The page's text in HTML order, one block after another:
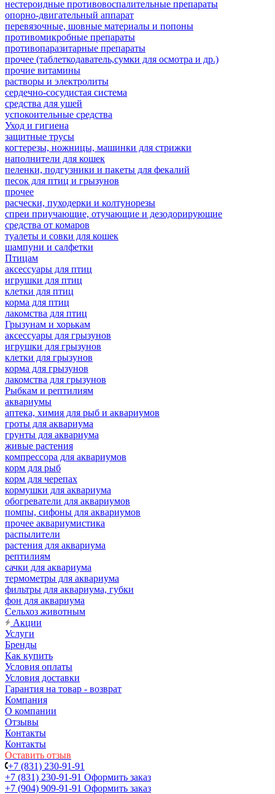
нестероидные противовоспалительные препараты
опорно-двигательный аппарат
перевязочные, шовные материалы и попоны
противомикробные препараты
противопаразитарные препараты
прочее (таблеткодаватель,сумки для осмотра и др.)
прочие витамины
растворы и электролиты
сердечно-сосудистая система
средства для ушей
успокоительные средства
Уход и гигиена
защитные трусы
когтерезы, ножницы, машинки для стрижки
наполнители для кошек
пеленки, подгузники и пакеты для фекалий
песок для птиц и грызунов
прочее
расчески, пуходерки и колтунорезы
спреи приучающие, отучающие и дезодорирующие
средства от комаров
туалеты и совки для кошек
шампуни и салфетки
Птицам
аксессуары для птиц
игрушки для птиц
клетки для птиц
корма для птиц
лакомства для птиц
Грызунам и хорькам
аксессуары для грызунов
игрушки для грызунов
клетки для грызунов
корма для грызунов
лакомства для грызунов
Рыбкам и рептилиям
аквариумы
аптека, химия для рыб и аквариумов
гроты для аквариума
грунты для аквариума
живые растения
компрессора для аквариумов
корм для рыб
корм для черепах
кормушки для аквариума
обогреватели для аквариумов
помпы, сифоны для аквариумов
прочее аквариумистика
распылители
растения для аквариума
рептилиям
сачки для аквариума
термометры для аквариума
фильтры для аквариума, губки
фон для аквариума
Сельхоз животным
Акции
Услуги
Бренды
Как купить
Условия оплаты
Условия доставки
Гарантия на товар - возврат
Компания
О компании
Отзывы
Контакты
Контакты
Оставить отзыв
+7 (831) 230-91-91
+7 (831) 230-91-91 Оформить заказ
+7 (904) 909-91-91 Оформить заказ